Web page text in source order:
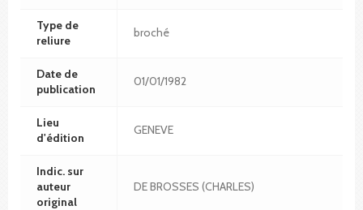
Type de
reliure
broché
Date de
publication
01/01/1982
Lieu
d'édition
GENEVE
Indic. sur
auteur
original
DE BROSSES (CHARLES)